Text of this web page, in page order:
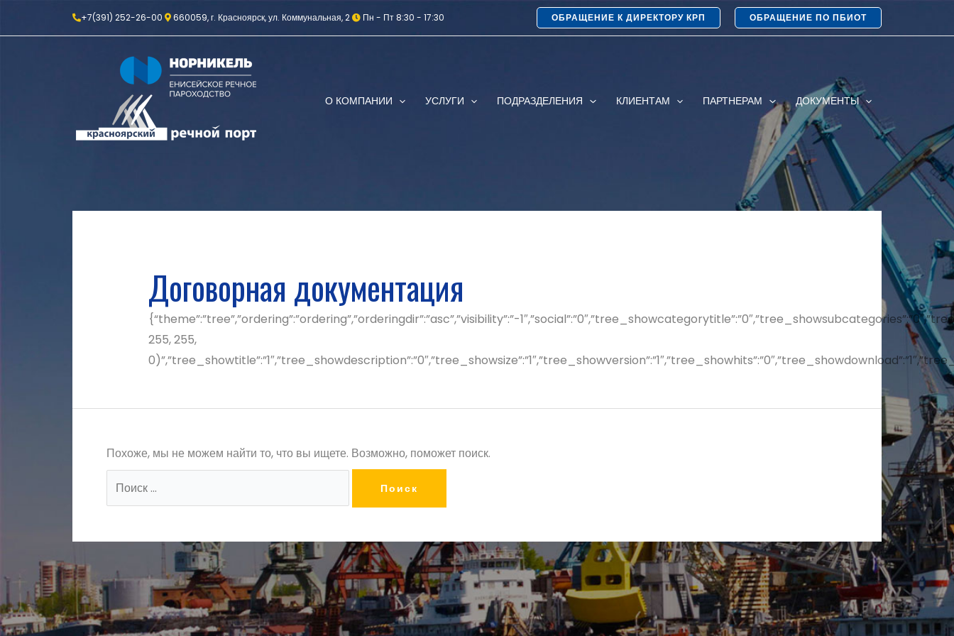
+7(391) 252-26-00 660059, г. Красноярск, ул. Коммунальная, 2 Пн - Пт 8:30 - 17:30 ОБРАЩЕНИЕ К ДИРЕКТОРУ КРП ОБРАЩЕНИЕ ПО ПБИОТ
О КОМПАНИИ УСЛУГИ ПОДРАЗДЕЛЕНИЯ КЛИЕНТАМ ПАРТНЕРАМ ДОКУМЕНТЫ
Договорная документация
{“theme”:”tree”,”ordering”:”ordering”,”orderingdir”:”asc”,”visibility”:”-
255, 255,
Похоже, мы не можем найти то, что вы ищете. Возможно, поможет поиск.